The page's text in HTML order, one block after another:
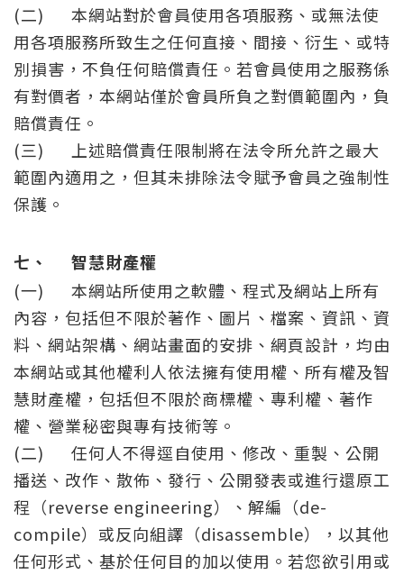
(二)
本網站對於會員使用各項服務、或無法使
用各項服務所致生之任何直接、間接、衍生、或特
別損害，不負任何賠償責任。若會員使用之服務係
有對價者，本網站僅於會員所負之對價範圍內，負
賠償責任。
(三)
上述賠償責任限制將在法令所允許之最大
範圍內適用之，但其未排除法令賦予會員之強制性
保護。
七、
智慧財產權
(一)
本網站所使用之軟體、程式及網站上所有
內容，包括但不限於著作、圖片、檔案、資訊、資
料、網站架構、網站畫面的安排、網頁設計，均由
本網站或其他權利人依法擁有使用權、所有權及智
慧財產權，包括但不限於商標權、專利權、著作
權、營業秘密與專有技術等。
(二)
任何人不得逕自使用、修改、重製、公開
播送、改作、散佈、發行、公開發表或進行還原工
程（reverse engineering）、解編（de-
compile）或反向組譯（disassemble），以其他
任何形式、基於任何目的加以使用。若您欲引用或